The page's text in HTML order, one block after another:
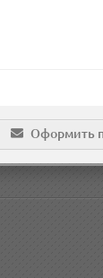
Оформить